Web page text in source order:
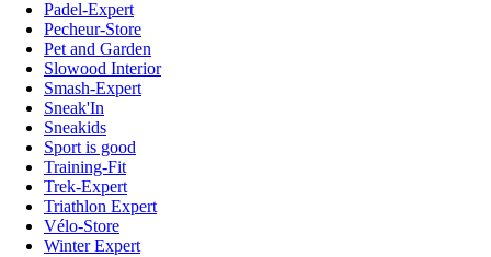
Padel-Expert
Pecheur-Store
Pet and Garden
Slowood Interior
Smash-Expert
Sneak'In
Sneakids
Sport is good
Training-Fit
Trek-Expert
Triathlon Expert
Vélo-Store
Winter Expert